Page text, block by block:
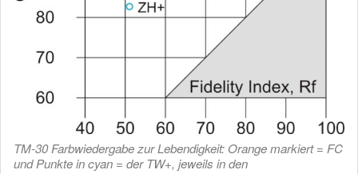
TM-30 Farbwiedergabe zur Lebendigkeit: Orange markiert = FC
und Punkte in cyan = der TW+, jeweils in den